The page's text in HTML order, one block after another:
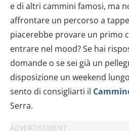
e di altri cammini famosi, ma
affrontare un percorso a
piacerebbe provare un primo
entrare nel mood? Se hai
domande o se sei già un
disposizione un weekend
sento di consigliarti il
Serra.